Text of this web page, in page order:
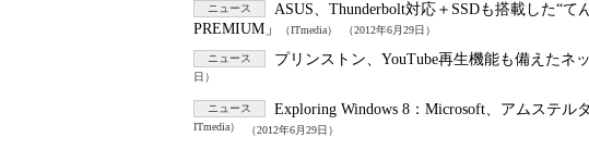
ニュース
ASUS、Thunderbolt対応＋SSDも搭載した“
PREMIUM」
（ITmedia） （2012年6月29日）
ニュース プリンストン、YouTube再生機能も備えたネ
日）
ニュース Exploring Windows 8： Microsoft、アムステル
ITmedia） （2012年6月29日）